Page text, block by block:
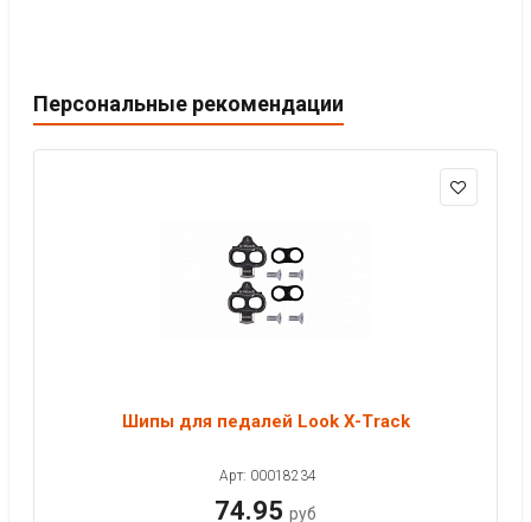
Персональные рекомендации
Шипы для педалей Look X-Track
Арт: 00018234
74.95 руб